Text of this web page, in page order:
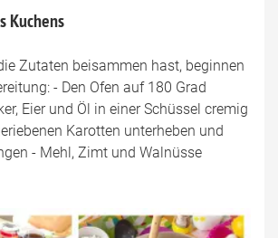
Kuchens
Zutaten beisammen hast, beginnen
- Den Ofen auf 180 Grad
Eier und Öl in einer Schüssel cremig
Karotten unterheben und
- Mehl, Zimt und Walnüsse